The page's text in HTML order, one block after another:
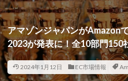
アマゾンジャパンがAmazon
2023が発表に！全10部門150
2024年1月12日 EC市場情報